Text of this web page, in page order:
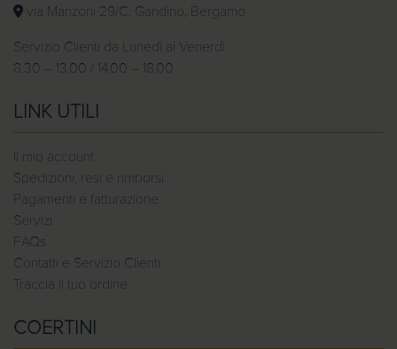
via Manzoni 29/C, Gandino, Bergamo
Servizio Clienti da Lunedì al Venerdì
8.30 – 13.00 / 14.00 – 18.00
LINK UTILI
Il mio account
Spedizioni, resi e rimborsi
Pagamenti e fatturazione
Servizi
FAQs
Contatti e Servizio Clienti
Traccia il tuo ordine
COERTINI